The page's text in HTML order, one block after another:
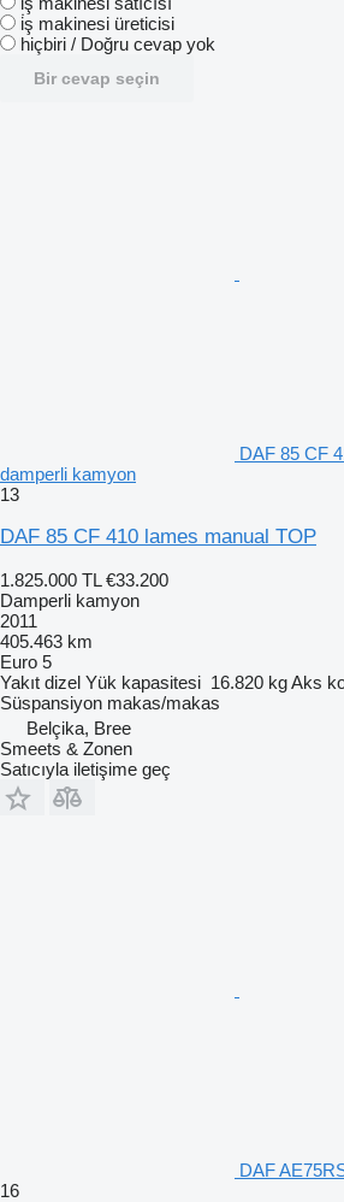
i̇ş makinesi üreticisi
hiçbiri / Doğru cevap yok
Bir cevap seçin
DAF 85 CF
damperli kamyon
13
DAF 85 CF 410 lames manual TOP
1.825.000 TL €33.200
Damperli kamyon
2011
405.463 km
Euro 5
Yakıt dizel Yük kapasitesi 16.820 kgAks
Süspansiyon makas/makas
Belçika, Bree
Smeets & Zonen
Satıcıyla iletişime geç
DAF
16